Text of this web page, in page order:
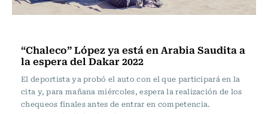
“Chaleco” López ya está en Arabia Saudita a
la espera del Dakar 2022
El deportista ya probó el auto con el que participará en la
cita y, para mañana miércoles, espera la realización de los
chequeos finales antes de entrar en competencia.